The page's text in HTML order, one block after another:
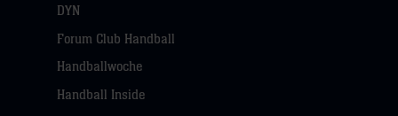
öffnen,
dann
klicken
DYN
Forum Club Handball
Handballwoche
Handball Inside